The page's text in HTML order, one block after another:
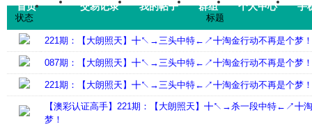
首页 交易记录 我的帖子 群组 个人中心 手
帖子
码皇总管 说：2026年7月底
状态 标题
221期：【大朗照天】╋↖→三头中特←↗╋淘金行动不再是个梦！
087期：【大朗照天】╋↖→三头中特←↗╋淘金行动不再是个梦！
221期：【大朗照天】╋↖→三头中特←↗╋淘金行动不再是个梦！
【澳彩认证高手】221期：【大朗照天】╋↖→杀一段中特←↗╋淘
梦！